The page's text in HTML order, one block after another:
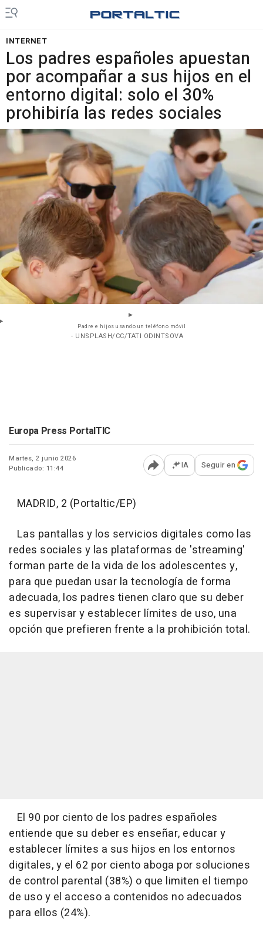
INTERNET
Los padres españoles apuestan
por acompañar a sus hijos en el
entorno digital: solo el 30%
prohibiría las redes sociales
Padre e hijos usando un teléfono móvil
- UNSPLASH/CC/TATI ODINTSOVA
Europa Press PortalTIC
Martes, 2 junio 2026
Publicado: 11:44
Abrir opciones para
IA Seguir en
MADRID, 2 (Portaltic/EP)
Las pantallas y los servicios digitales como las
redes sociales y las plataformas de 'streaming'
forman parte de la vida de los adolescentes y,
para que puedan usar la tecnología de forma
adecuada, los padres tienen claro que su deber
es supervisar y establecer límites de uso, una
opción que prefieren frente a la prohibición total.
El 90 por ciento de los padres españoles
entiende que su deber es enseñar, educar y
establecer límites a sus hijos en los entornos
digitales, y el 62 por ciento aboga por soluciones
de control parental (38%) o que limiten el tiempo
de uso y el acceso a contenidos no adecuados
para ellos (24%).